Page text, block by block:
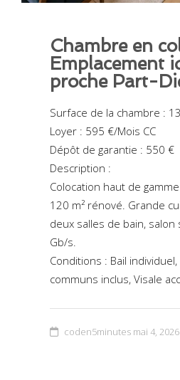
Chambre en
Emplacement
proche Part-
Surface de la chambre :
Loyer : 595 €/Mois CC
Dépôt de garantie : 550 €
Description :
Colocation haut de
120 m² rénové. Grande
deux salles de bain, salon
Gb/s.
Conditions : Bail
communs inclus, Visale
coden5minutes mai 4, 2026